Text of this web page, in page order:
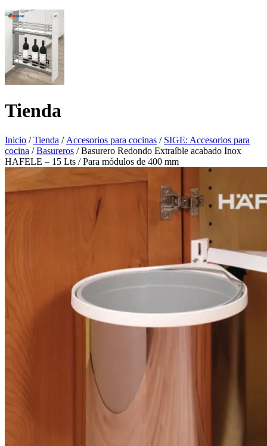
Tienda
Inicio /Tienda / Accesorios para cocinas / SIGE: Accesorios para
cocina /Basureros / Basurero Redondo Extraíble acabado Inox
HAFELE – 15 Lts / Para módulos de 400 mm